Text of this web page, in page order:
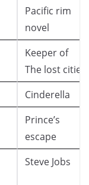
Pacific rim
novel
Keeper of
The lost cities
Cinderella
Prince’s
escape
Steve Jobs